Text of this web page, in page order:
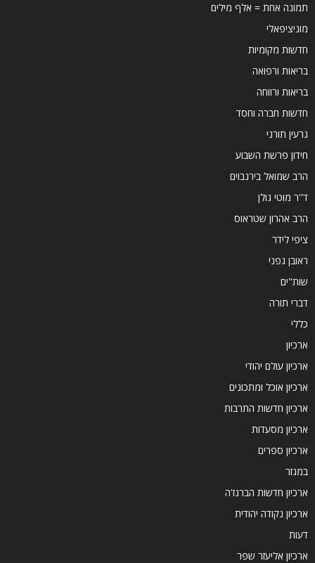
תמונה אחת = אלף מילים
מוניציפאלי
חדשות מקומיות
בריאות ורפואה
בריאות ורווחה
חדשות חברה וחסד
גרעין תורני
חידון פרשת השבוע
הרב שמואל בירנבוים
ד''ר מוטי גולן
הרב אהרון שטראוס
ציפי לידר
ראובן גפני
שות"ים
דברי תורה
כללי
ארכיון
ארכיון עולם יהודי
ארכיון אוכל ומתכונים
ארכיון חדשות התרבות
ארכיון מסעדות
ארכיון ספרים
במגזר
ארכיון חדשות הברנז'ה
ארכיון נקודה יהודית
דעות
ארכיון אליעזר שפר